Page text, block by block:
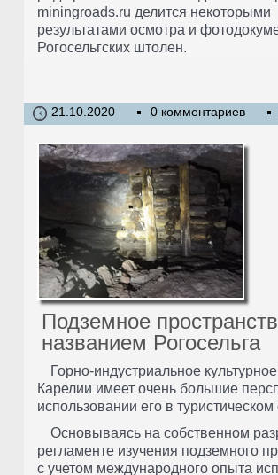
miningroads.ru делится некоторыми
результатами осмотра и
Рогосельгских штолен.
21.10.2020 0 комментариев
Подземное
названием Рогосельга
Горно-индустриальное
Карелии имеет очень большие
использовании его в туристическом
Основываясь на собственном
регламенте изучения подземного
с учетом международного опыта